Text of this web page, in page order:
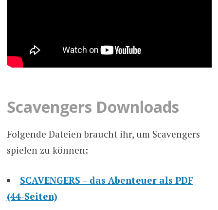
Scavengers Downloads
Folgende Dateien braucht ihr, um Scavengers
spielen zu können:
SCAVENGERS – das Abenteuer als PDF
(44-Seiten)